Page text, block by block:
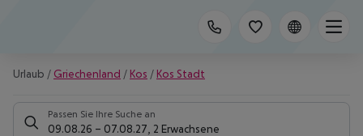
Urlaub / Griechenland / Kos / Kos Stadt
Passen Sie Ihre Suche an
09.08.26 – 07.08.27 2 Erwachsene